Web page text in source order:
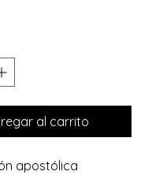
al carrito
apostólica